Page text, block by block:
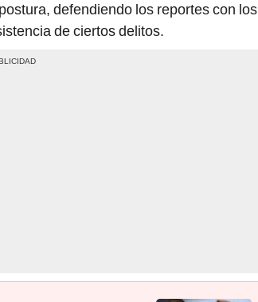
defendiendo los reportes con los
de ciertos delitos.